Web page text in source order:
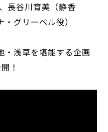
長谷川育美（静香
グリーベル役）
・浅草を堪能する企画
！